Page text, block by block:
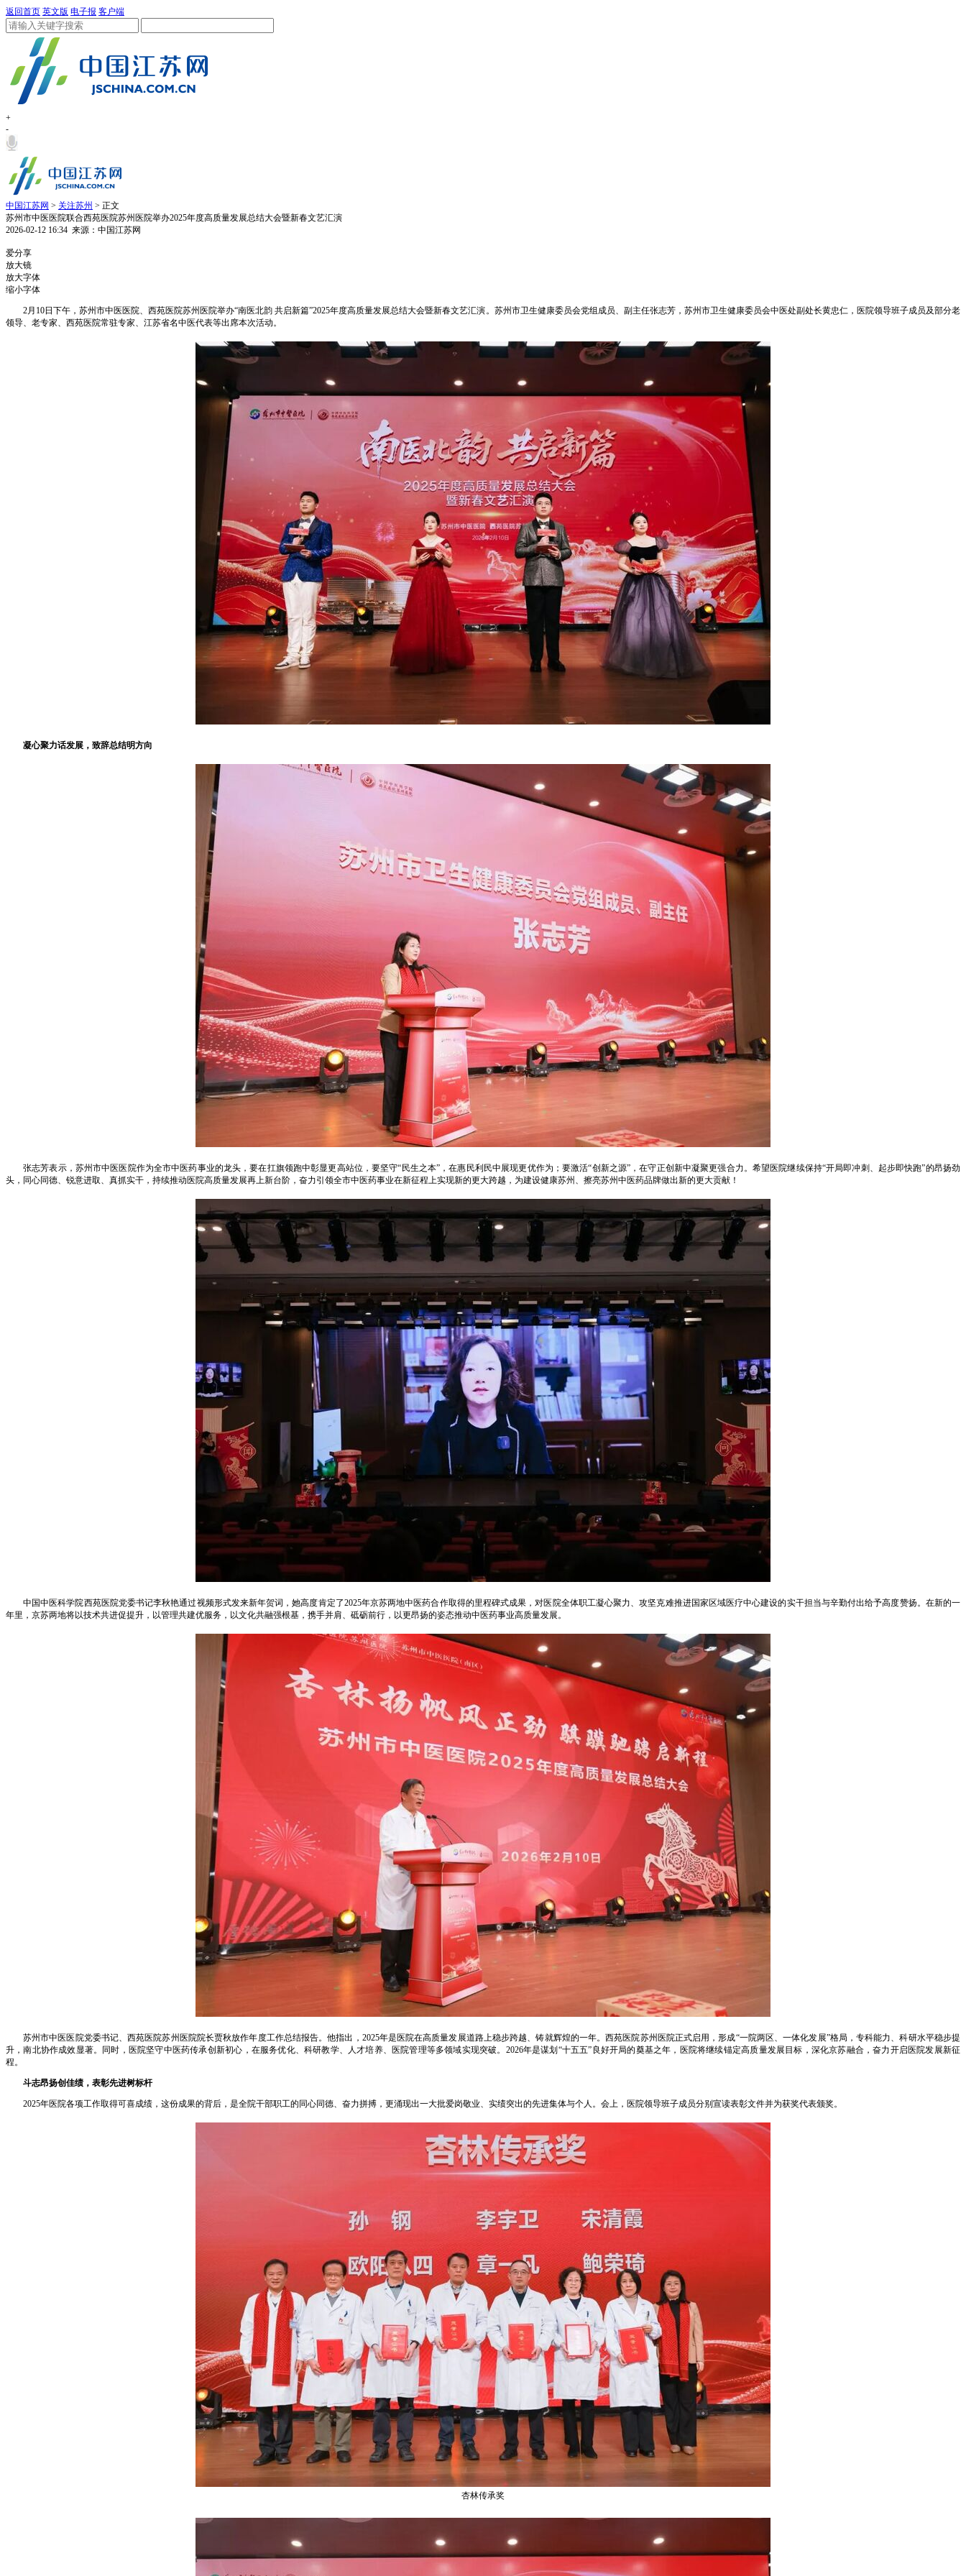
返回首页 英文版 电子报 客户端
+
-
中国江苏网 > 关注苏州 > 正文
苏州市中医医院联合西苑医院苏州医院举办2025年度高质量发展总结大会暨新春文艺汇演
2026-02-12 16:34 来源：中国江苏网
爱分享
放大镜
放大字体
缩小字体
2月10日下午，苏州市中医医院、西苑医院苏州医院举办“南医北韵 共启新篇”2025年度高质量发展总结大会暨新春文艺汇演。苏州市卫生健康委员会党组成员、副主任张志芳，苏州市卫生健康委员会中医处副处长黄忠仁，医院领导班子成员及部分老
领导、老专家、西苑医院常驻专家、江苏省名中医代表等出席本次活动。
凝心聚力话发展，致辞总结明方向
张志芳表示，苏州市中医医院作为全市中医药事业的龙头，要在扛旗领跑中彰显更高站位，要坚守“民生之本”，在惠民利民中展现更优作为；要激活“创新之源”，在守正创新中凝聚更强合力。希望医院继续保持“开局即冲刺、起步即快跑”的昂扬劲
头，同心同德、锐意进取、真抓实干，持续推动医院高质量发展再上新台阶，奋力引领全市中医药事业在新征程上实现新的更大跨越，为建设健康苏州、擦亮苏州中医药品牌做出新的更大贡献！
中国中医科学院西苑医院党委书记李秋艳通过视频形式发来新年贺词，她高度肯定了2025年京苏两地中医药合作取得的里程碑式成果，对医院全体职工凝心聚力、攻坚克难推进国家区域医疗中心建设的实干担当与辛勤付出给予高度赞扬。在新的一
年里，京苏两地将以技术共进促提升，以管理共建优服务，以文化共融强根基，携手并肩、砥砺前行，以更昂扬的姿态推动中医药事业高质量发展。
苏州市中医医院党委书记、西苑医院苏州医院院长贾秋放作年度工作总结报告。他指出，2025年是医院在高质量发展道路上稳步跨越、铸就辉煌的一年。西苑医院苏州医院正式启用，形成“一院两区、一体化发展”格局，专科能力、科研水平稳步提
升，南北协作成效显著。同时，医院坚守中医药传承创新初心，在服务优化、科研教学、人才培养、医院管理等多领域实现突破。2026年是谋划“十五五”良好开局的奠基之年，医院将继续锚定高质量发展目标，深化京苏融合，奋力开启医院发展新征
程。
斗志昂扬创佳绩，表彰先进树标杆
2025年医院各项工作取得可喜成绩，这份成果的背后，是全院干部职工的同心同德、奋力拼搏，更涌现出一大批爱岗敬业、实绩突出的先进集体与个人。会上，医院领导班子成员分别宣读表彰文件并为获奖代表颁奖。
杏林传承奖